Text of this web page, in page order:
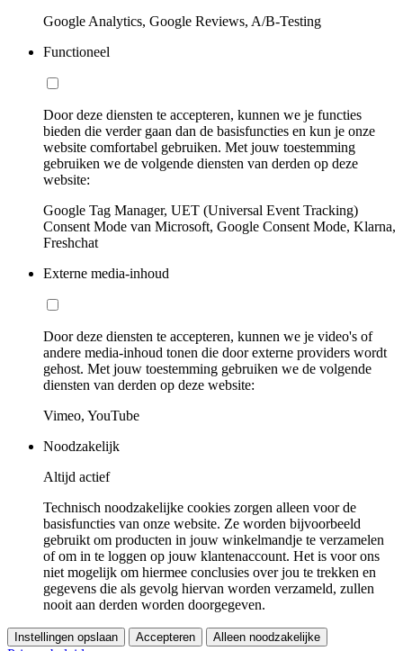
Google Analytics, Google Reviews, A/B-Testing
Functioneel
Door deze diensten te accepteren, kunnen we je functies
bieden die verder gaan dan de basisfuncties en kun je onze
website comfortabel gebruiken. Met jouw toestemming
gebruiken we de volgende diensten van derden op deze
website:
Google Tag Manager, UET (Universal Event Tracking)
Consent Mode van Microsoft, Google Consent Mode, Klarna,
Freshchat
Externe media-inhoud
Door deze diensten te accepteren, kunnen we je video's of
andere media-inhoud tonen die door externe providers wordt
gehost. Met jouw toestemming gebruiken we de volgende
diensten van derden op deze website:
Vimeo, YouTube
Noodzakelijk
Altijd actief
Technisch noodzakelijke cookies zorgen alleen voor de
basisfuncties van onze website. Ze worden bijvoorbeeld
gebruikt om producten in jouw winkelmandje te verzamelen
of om in te loggen op jouw klantenaccount. Het is voor ons
niet mogelijk om hiermee conclusies over jou te trekken en
gegevens die als gevolg hiervan worden verzameld, zullen
nooit aan derden worden doorgegeven.
Instellingen opslaan Accepteren Alleen noodzakelijke